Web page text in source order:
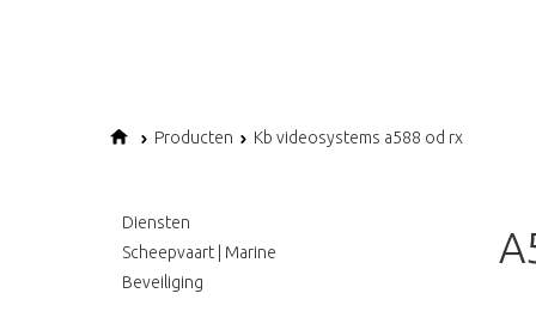
Producten Kb videosystems a588 od rx
Diensten
Scheepvaart | Marine
Beveiliging